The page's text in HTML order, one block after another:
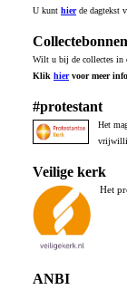
U kunt hierde dagtekst
Wilt u bij de collectes in
Klik hiervoor meer
#protestant
Het
Veilige kerk
Het
ANBI